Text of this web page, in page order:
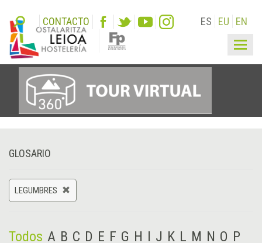
CONTACTO ES EU EN
GLOSARIO
LEGUMBRES
Todos A B C D E F G H I J K L M N O P